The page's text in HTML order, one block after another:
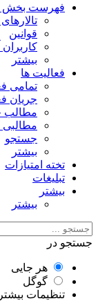
فهرست بخش
قوانین
کاربران
بیشتر
فعالیت ها
تمامی
جریان
مطالب
مطالبی
جستجو
بیشتر
تخته امتیازات
تبلیغات
بیشتر
بیشتر
جستجو در
هر جایی
گوگل
تنظیمات